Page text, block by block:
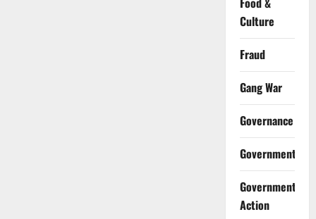
Culture
Fraud
Gang War
Governance
Government
Government
Action